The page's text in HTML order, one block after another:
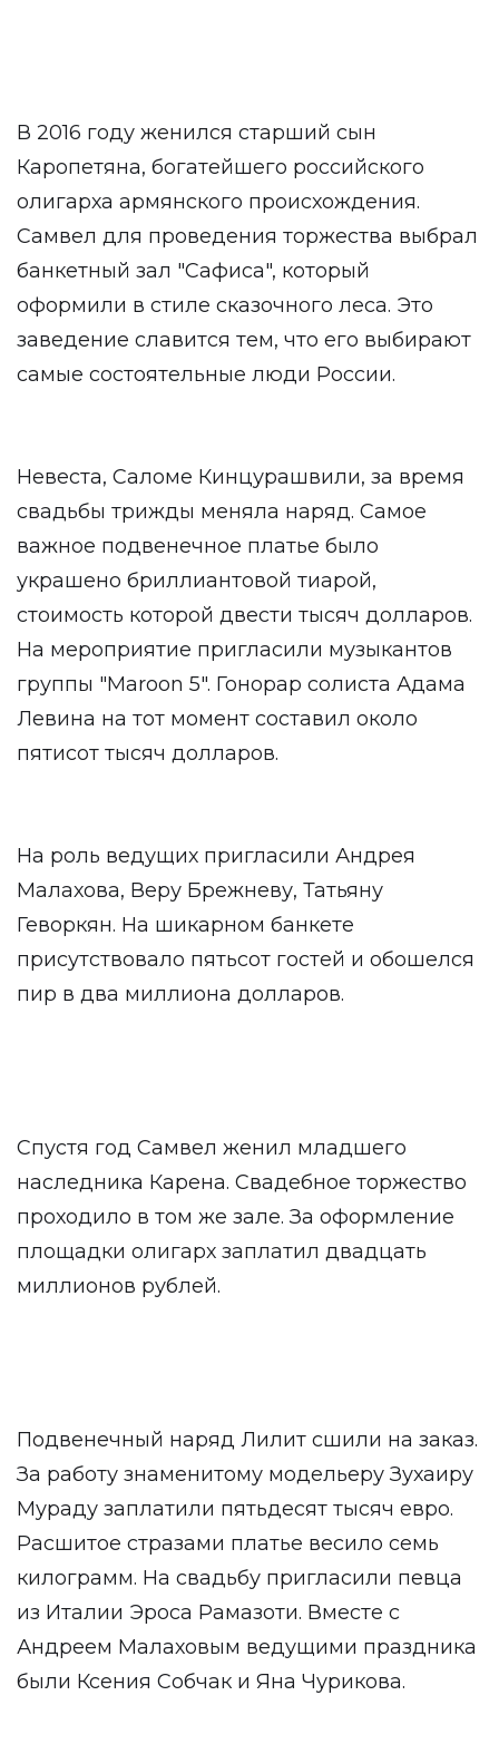
В 2016 году женился старший сын
Каропетяна, богатейшего российского
олигарха армянского происхождения.
Самвел для проведения торжества выбрал
банкетный зал "Сафиса", который
оформили в стиле сказочного леса. Это
заведение славится тем, что его выбирают
самые состоятельные люди России.
Невеста, Саломе Кинцурашвили, за время
свадьбы трижды меняла наряд. Самое
важное подвенечное платье было
украшено бриллиантовой тиарой,
стоимость которой двести тысяч долларов.
На мероприятие пригласили музыкантов
группы "Maroon 5". Гонорар солиста Адама
Левина на тот момент составил около
пятисот тысяч долларов.
На роль ведущих пригласили Андрея
Малахова, Веру Брежневу, Татьяну
Геворкян. На шикарном банкете
присутствовало пятьсот гостей и обошелся
пир в два миллиона долларов.
Спустя год Самвел женил младшего
наследника Карена. Свадебное торжество
проходило в том же зале. За оформление
площадки олигарх заплатил двадцать
миллионов рублей.
Подвенечный наряд Лилит сшили на заказ.
За работу знаменитому модельеру Зухаиру
Мураду заплатили пятьдесят тысяч евро.
Расшитое стразами платье весило семь
килограмм. На свадьбу пригласили певца
из Италии Эроса Рамазоти. Вместе с
Андреем Малаховым ведущими праздника
были Ксения Собчак и Яна Чурикова.